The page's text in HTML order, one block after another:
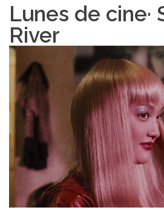
Lunes de cine·
River